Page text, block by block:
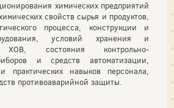
химических предприятий
свойств сырья и продуктов,
процесса, конструкции и
условий хранения и
ХОВ, состояния контрольно-
и средств автоматизации,
практических навыков персонала,
противоаварийной защиты.